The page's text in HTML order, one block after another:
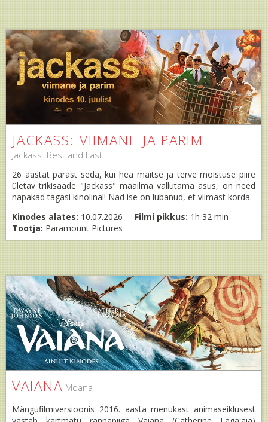
JACKASS: VIIMANE JA PARIM
Jackass: Best and Last
26 aastat pärast seda, kui hea maitse ja terve mõistuse piire
ületav trikisaade "Jackass" maailma vallutama asus, on need
napakad tagasi kinolinal! Nad ise on lubanud, et viimast korda.
Kinodes alates: 10.07.2026 Filmi pikkus: 1h 32 min
Tootja: Paramount Pictures
VAIANA Moana
Mängufilmiversioonis 2016. aasta menukast animaseiklusest